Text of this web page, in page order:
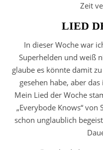
Zeit
LIED
In dieser Woche war
Superhelden und weiß
glaube es könnte damit
gesehen habe, aber
Mein Lied der Woche
„Everybode Knows“
schon unglaublich